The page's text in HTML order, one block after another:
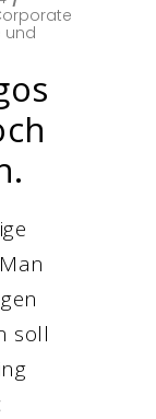
und
soll